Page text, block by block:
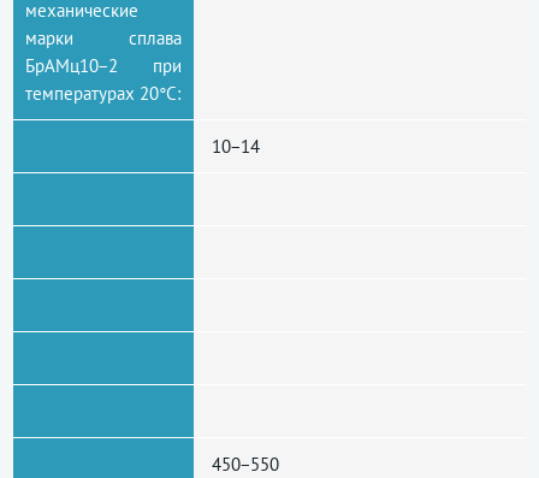
механические
марки сплава
БрАМц10−2 при
температурах 20°С:
10−14
450−550